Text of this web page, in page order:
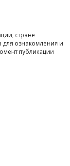
стране
для ознакомления и
публикации